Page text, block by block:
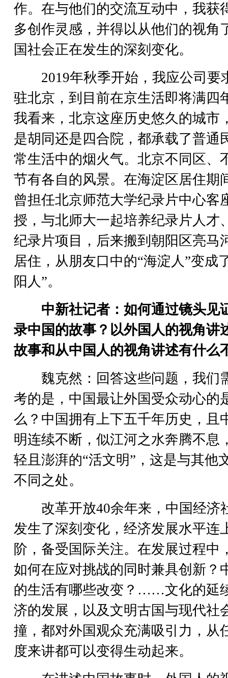
作。在与他们的交流互动中，我获
多创作灵感，并得以从他们的视角
国社会正在发生的深刻变化。
2019年秋季开始，我应公司要
驻北京，到目前在京生活即将满四
我看来，北京这座历史悠久的城市
是胡同还是四合院，都承载了普通
常生活中的烟火气。北京不同区、
节有各自的风景。在海淀区居住期
曾担任北京师范大学纪录片中心客
授，与北师大一起培养纪录片人才
纪录片项目，后来搬到朝阳区亮马
居住，从朋友口中的“海淀人”变成
阳人”。
中新社记者：如何通过镜头见
录中国的故事？以外国人的视角讲
故事和从中国人的视角讲述有什么
魏克然：回答这些问题，我们
考的是，中国最让外国受众动心的
么？中国拥有上下五千年历史，且
明连续不断，似江河之水奔腾不息
轻且澎湃的“活文明”，这是与其他
不同之处。
改革开放40余年来，中国经济
发生了深刻变化，经济发展水平连
阶，备受国际关注。在发展过程中
如何在应对挑战的同时兼具创新？
的生活有哪些改变？……文化的延
济的发展，以及文明古国与现代社
撞，都对外国观众充满吸引力，从
度来讲都可以变得生动起来。